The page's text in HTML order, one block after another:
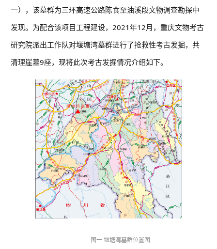
一），该墓群为三环高速公路陈食至油溪段文物调查勘探中
发现。为配合该项目工程建设，2021年12月，重庆文物考古
研究院派出工作队对堰塘湾墓群进行了抢救性考古发掘，共
清理崖墓9座，现将此次考古发掘情况介绍如下。
图一 堰塘湾墓群位置图